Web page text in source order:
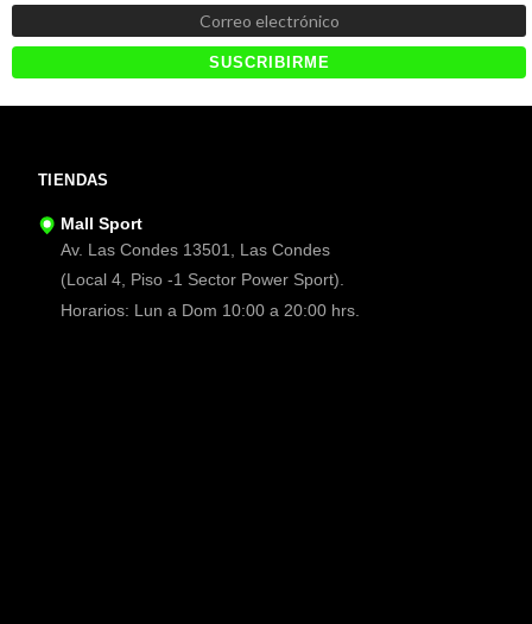
TIENDAS
Mall Sport
Av. Las Condes 13501, Las Condes
(Local 4, Piso -1 Sector Power Sport).
Horarios: Lun a Dom 10:00 a 20:00 hrs.